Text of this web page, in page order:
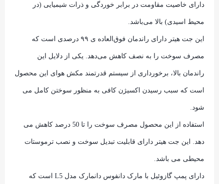
دارای خاصیت مقاومت در برابر خوردگی و ذرات شیمیایی (در
محیط اسیدی) بالا می‌باشد.
این جت هیتر دارای راندمان فوق‌العاده ی ۹۹ درصدی است که
مصرف سوخت را به نصف کاهش می‌دهد. یکی از دلایل این
راندمان بالا، برخورداری از سیستم قدرتمند مکش هوای این محصول
است که سبب رسیدن اکسیژن کافی به منظور سوختن کامل می
شود.
استفاده از این محصول مصرف سوخت را تا 50 درصد کاهش می
دهد. این جت هیتر دارای قابلیت تبدیل سوخت و نصب ترموستات
محیطی می باشد.
دارای پمپ گازوئیل با مارک دانفوس دانمارک مدل L5 است که